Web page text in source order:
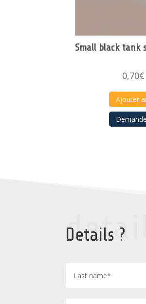
Small black tank
0,70€
Ajouter
Details ?